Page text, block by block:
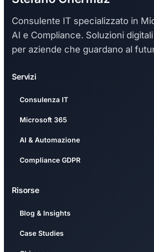
Consulente IT specializzato in
AI e Compliance. Soluzioni
per aziende che guardano al
Servizi
Consulenza IT
Microsoft 365
AI & Automazione
Compliance GDPR
Risorse
Blog & Insights
Case Studies